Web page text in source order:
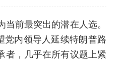
前最突出的潜在人选。
党内领导人延续特朗普路
者，几乎在所有议题上紧